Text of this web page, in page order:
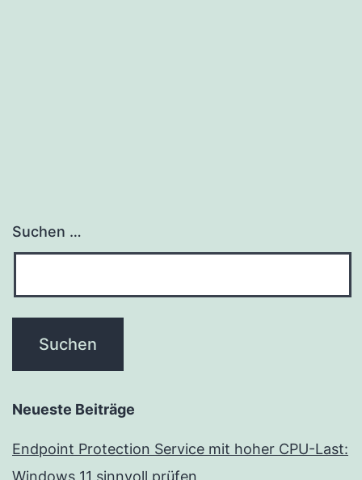
Suchen …
Neueste Beiträge
Endpoint Protection Service mit hoher CPU-Last:
Windows 11 sinnvoll prüfen